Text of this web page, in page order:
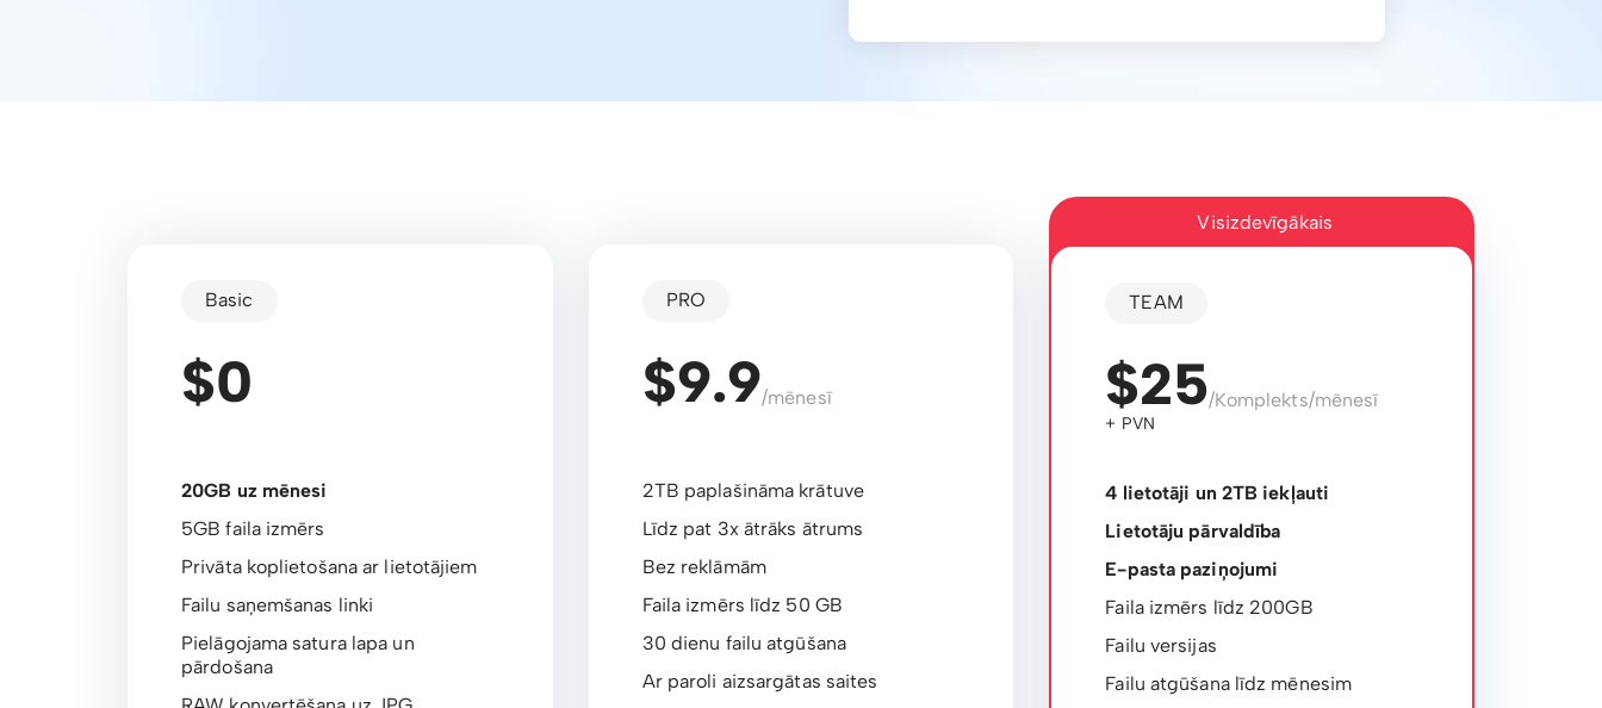
Basic
$0
20GB uz mēnesi
5GB faila izmērs
Privāta koplietošana ar lietotājiem
Failu saņemšanas linki
Pielāgojama satura lapa un
pārdošana
PRO
$9.9/mēnesī
2TB paplašināma krātuve
Līdz pat 3x ātrāks ātrums
Bez reklāmām
Faila izmērs līdz 50 GB
30 dienu failu atgūšana
Ar paroli aizsargātas saites
Visizdevīgākais
TEAM
$25/Komplekts/mēnesī
+ PVN
4 lietotāji un 2TB iekļauti
Lietotāju pārvaldība
E-pasta paziņojumi
Faila izmērs līdz 200GB
Failu versijas
Failu atgūšana līdz mēnesim